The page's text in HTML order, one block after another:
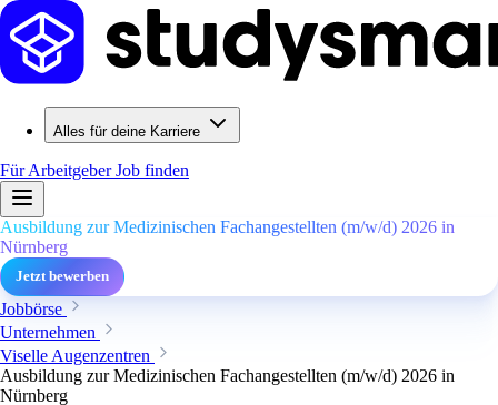
Alles für deine Karriere
Für ArbeitgeberJob finden
Ausbildung zur Medizinischen Fachangestellten (m/w/d) 2026 in
Nürnberg
Jetzt bewerben
Jobbörse
Unternehmen
Viselle Augenzentren
Ausbildung zur Medizinischen Fachangestellten (m/w/d) 2026 in
Nürnberg